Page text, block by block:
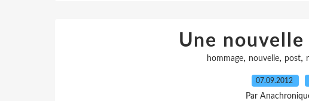
Une
hommage, nouvelle, post,
07.09.2012
Par